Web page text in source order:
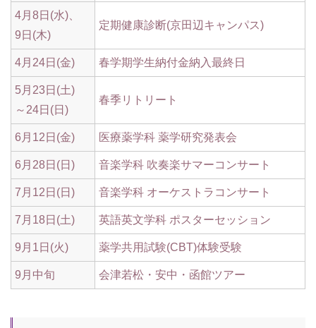
4月8日(水)、
9日(木)
定期健康診断(京田辺キャンパス)
4月24日(金) 春学期学生納付金納入最終日
5月23日(土)
～24日(日)
春季リトリート
6月12日(金) 医療薬学科 薬学研究発表会
6月28日(日) 音楽学科 吹奏楽サマーコンサート
7月12日(日) 音楽学科 オーケストラコンサート
7月18日(土) 英語英文学科 ポスターセッション
9月1日(火) 薬学共用試験(CBT)体験受験
9月中旬 会津若松・安中・函館ツアー